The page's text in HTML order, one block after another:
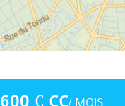
600 € CC/ MOIS